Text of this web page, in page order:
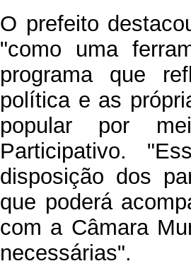
O prefeito
"como uma
programa que
política e as
popular por
Participativo.
disposição dos
que poderá
com a Câmara
necessárias".